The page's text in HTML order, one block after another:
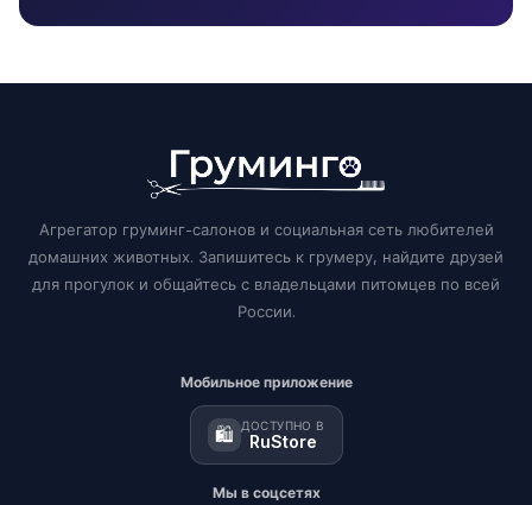
Агрегатор груминг-салонов и социальная сеть любителей
домашних животных. Запишитесь к грумеру, найдите друзей
для прогулок и общайтесь с владельцами питомцев по всей
России.
Мобильное приложение
🛍️ ДОСТУПНО В
RuStore
Мы в соцсетях